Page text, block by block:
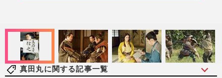
真田丸に関する記事一覧